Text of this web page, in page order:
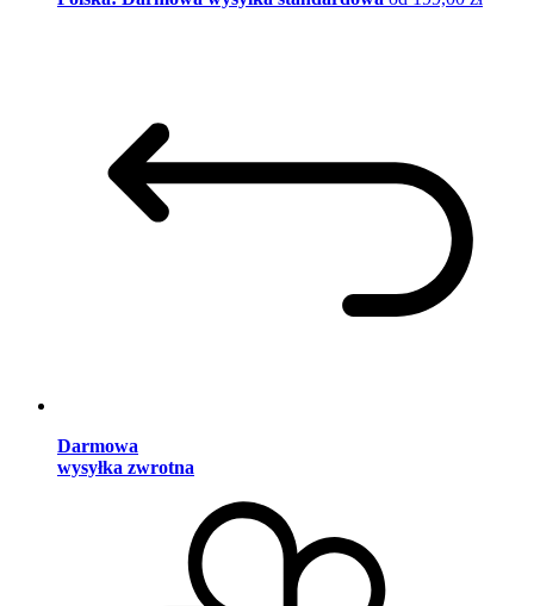
Darmowa
wysyłka zwrotna